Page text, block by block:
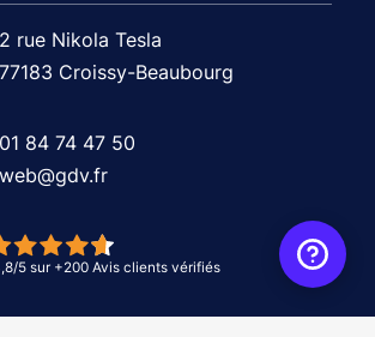
2 rue Nikola Tesla
77183 Croissy-Beaubourg
01 84 74 47 50
web@gdv.fr